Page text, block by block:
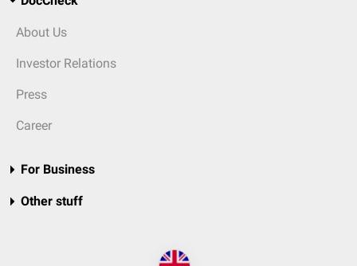
About Us
Investor Relations
Press
Career
For Business
Other stuff